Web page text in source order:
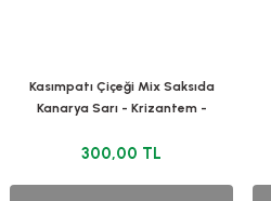
Kasımpatı Çiçeği Mix Saksıda
Kanarya Sarı - Krizantem -
300,00 TL